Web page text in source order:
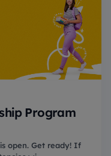
Program
open. Get ready! If